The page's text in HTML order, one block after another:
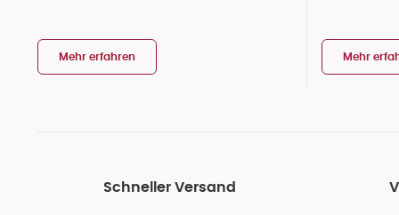
Mehr erfahren Mehr
Schneller Versand